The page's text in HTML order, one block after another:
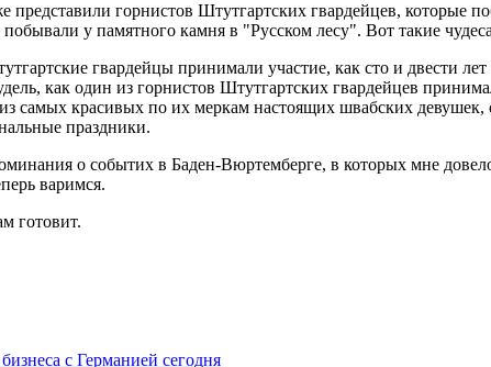
представили горнистов Штутгартских гвардейцев,
у памятного камня в "Русском лесу". Вот такие
гвардейцы принимали участие, как сто и двести
как один из горнистов Штутгартских гвардейцев
самых красивых по их меркам настоящих швабских
праздники.
о событих в Баден-Вюртемберге, в которых мне
варимся.
готовит.
с Германией сегодня